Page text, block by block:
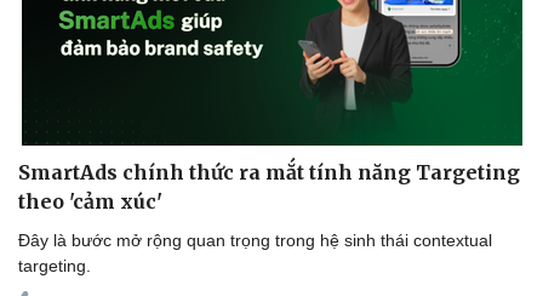
SmartAds chính thức ra mắt tính năng Targeting
theo 'cảm xúc'
Đây là bước mở rộng quan trọng trong hệ sinh thái contextual
targeting.